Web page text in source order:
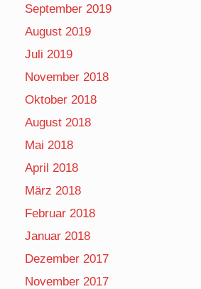
September 2019
August 2019
Juli 2019
November 2018
Oktober 2018
August 2018
Mai 2018
April 2018
März 2018
Februar 2018
Januar 2018
Dezember 2017
November 2017